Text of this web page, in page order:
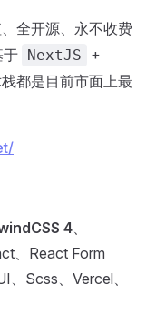
全开源、永不收费
于 NextJS +
都是目前市面上最
4、
、React Form
Scss、Vercel、